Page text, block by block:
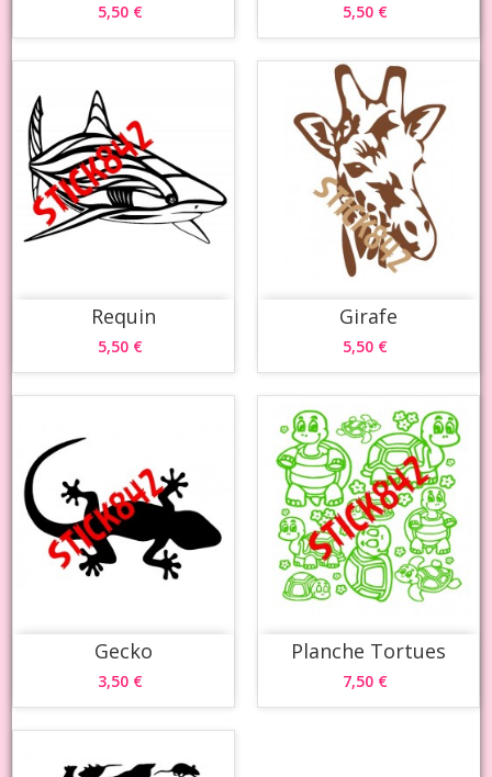
5,50 € 5,50 €
Requin
5,50 €
Girafe
5,50 €
Gecko
3,50 €
Planche Tortues
7,50 €